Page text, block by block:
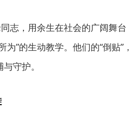
志，用余生在社会的广阔舞台
”的生动教学。他们的“倒贴”，
守护。